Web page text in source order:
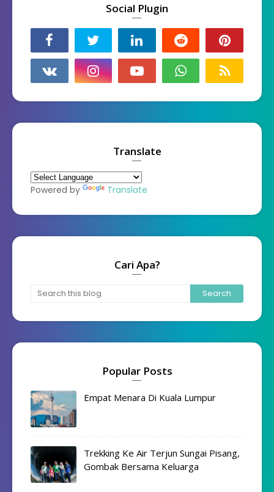
Social Plugin
Translate
Powered by Translate
Cari Apa?
Popular Posts
Empat Menara Di Kuala Lumpur
Trekking Ke Air Terjun Sungai Pisang,
Gombak Bersama Keluarga